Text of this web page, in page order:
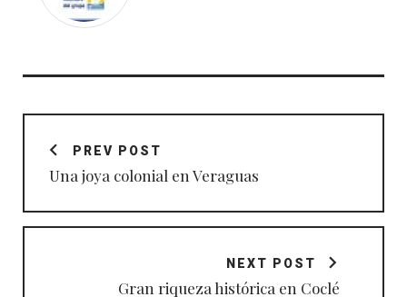
Navegación
entradasPREV POST
Una joya colonial en Veraguas
NEXT POST
Gran riqueza histórica en Coclé